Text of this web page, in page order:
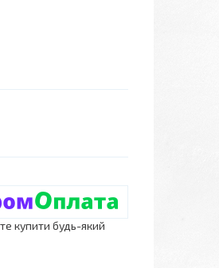
купити будь-який